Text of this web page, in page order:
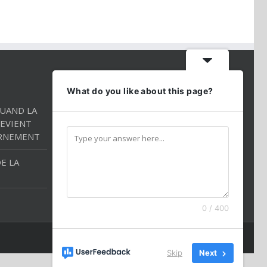
LA
LA
Téléphone:01 86 98 27 27
Mobile:054 2544520
Email:andredarmon78@gmail.com
What do you like about this page?
0 / 400
Skip Next